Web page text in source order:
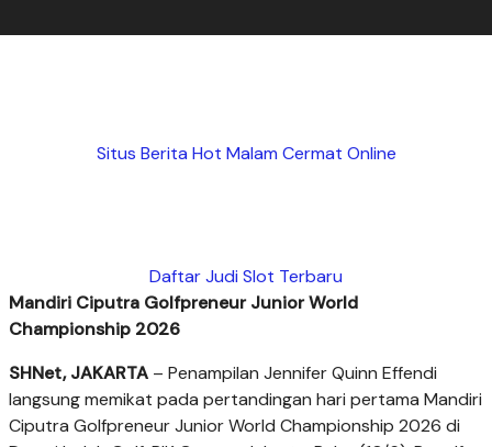
Situs Berita Hot Malam Cermat Online
Daftar Judi Slot Terbaru
Mandiri Ciputra Golfpreneur Junior World
Championship 2026
SHNet, JAKARTA – Penampilan Jennifer Quinn Effendi
langsung memikat pada pertandingan hari pertama Mandiri
Ciputra Golfpreneur Junior World Championship 2026 di